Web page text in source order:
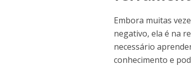
Embora muitas
negativo, ela é na
necessário
conhecimento e